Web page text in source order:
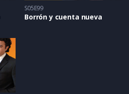
S05E99
Borrón y cuenta nueva